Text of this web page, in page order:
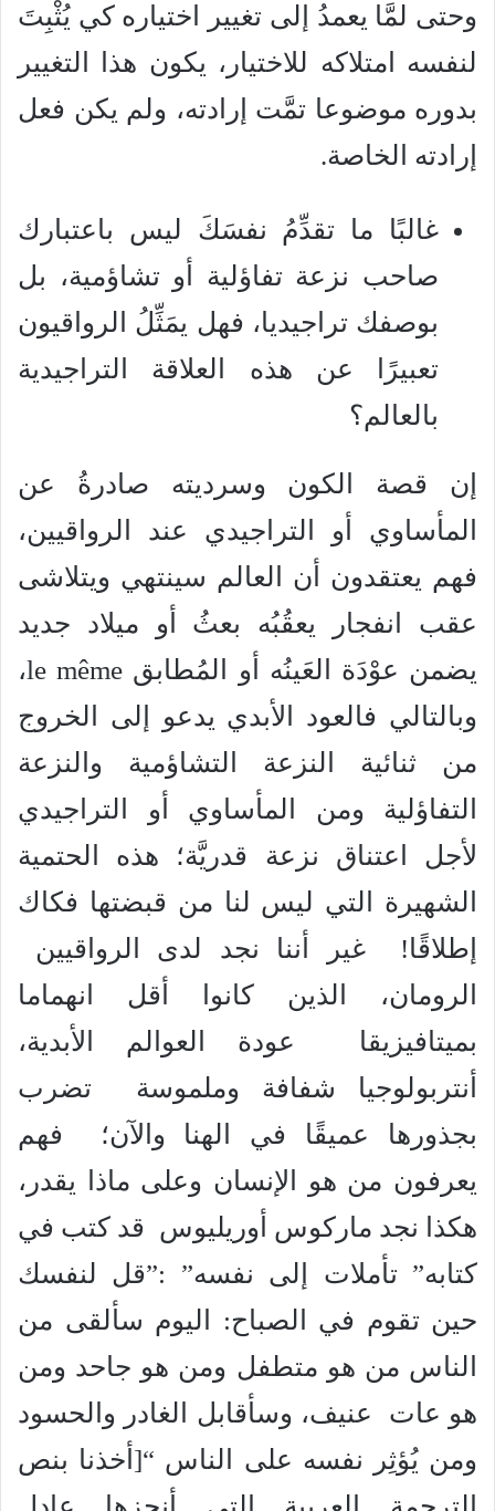
وحتى لمَّا يعمدُ إلى تغيير اختياره كي يُثْبِتَ
لنفسه امتلاكه للاختيار، يكون هذا التغيير
بدوره موضوعا تمَّت إرادته، ولم يكن فعل
إرادته الخاصة.
غالبًا ما تقدِّمُ نفسَكَ ليس باعتبارك
صاحب نزعة تفاؤلية أو تشاؤمية، بل
بوصفك تراجيديا، فهل يمَثِّلُ الرواقيون
تعبيرًا عن هذه العلاقة التراجيدية
بالعالم؟
إن قصة الكون وسرديته صادرةُ عن
المأساوي أو التراجيدي عند الرواقيين،
فهم يعتقدون أن العالم سينتهي ويتلاشى
عقب انفجار يعقُبُه بعثُ أو ميلاد جديد
يضمن عوْدَة العَينُه أو المُطابق le même،
وبالتالي فالعود الأبدي يدعو إلى الخروج
من ثنائية النزعة التشاؤمية والنزعة
التفاؤلية ومن المأساوي أو التراجيدي
لأجل اعتناق نزعة قدريَّة؛ هذه الحتمية
الشهيرة التي ليس لنا من قبضتها فكاك
إطلاقًا! غير أننا نجد لدى الرواقيين
الرومان، الذين كانوا أقل انهماما
بميتافيزيقا عودة العوالم الأبدية،
أنتربولوجيا شفافة وملموسة تضرب
بجذورها عميقًا في الهنا والآن؛ فهم
يعرفون من هو الإنسان وعلى ماذا يقدر،
هكذا نجد ماركوس أوريليوس قد كتب في
كتابه” تأملات إلى نفسه” :”قل لنفسك
حين تقوم في الصباح: اليوم سألقى من
الناس من هو متطفل ومن هو جاحد ومن
هو عات عنيف، وسأقابل الغادر والحسود
ومن يُؤثِر نفسه على الناس “[أخذنا بنص